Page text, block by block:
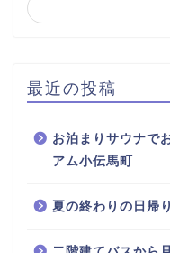
最近の投稿
お泊まりサウナで
アム小伝馬町
夏の終わりの日帰